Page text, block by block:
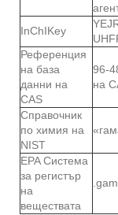
InChIKey
Референция
на база
данни на
CAS
96-
на
Справочник
по химия на
NIST
EPA Система
за регистър
на
веществата